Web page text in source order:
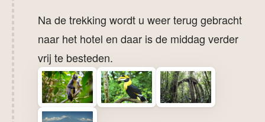
Na de trekking wordt u weer terug gebracht
naar het hotel en daar is de middag verder
vrij te besteden.